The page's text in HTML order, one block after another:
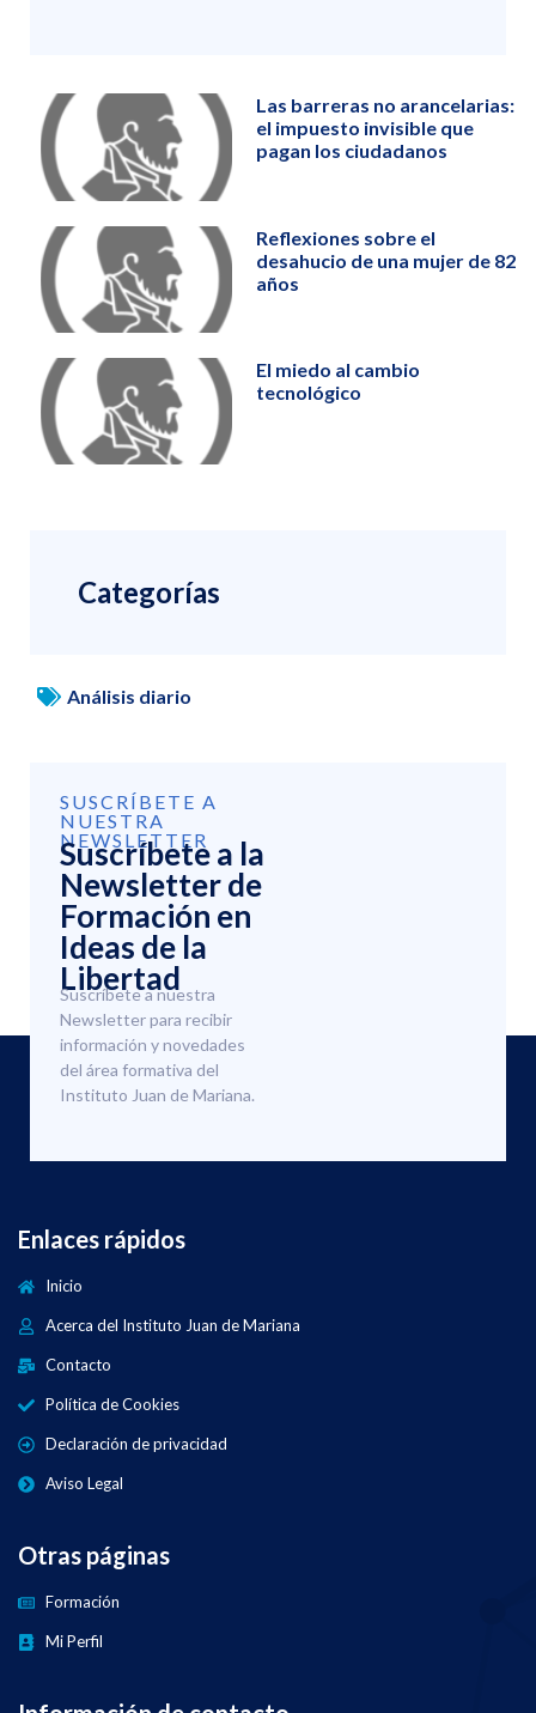
Las barreras no arancelarias:
el impuesto invisible que
pagan los ciudadanos
Reflexiones sobre el
desahucio de una mujer de 82
años
El miedo al cambio
tecnológico
Categorías
Análisis diario
SUSCRÍBETE A
NUESTRA
NEWSLETTER
Suscríbete a la
Newsletter de
Formación en
Ideas de la
Libertad
Suscríbete a nuestra
Newsletter para recibir
información y novedades
del área formativa del
Instituto Juan de Mariana.
Enlaces rápidos
Inicio
Acerca del Instituto Juan de Mariana
Contacto
Política de Cookies
Declaración de privacidad
Aviso Legal
Otras páginas
Formación
Mi Perfil